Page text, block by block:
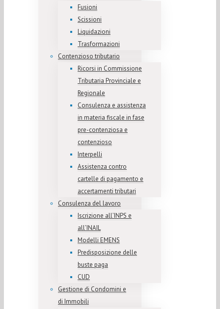
Fusioni
Scissioni
Liquidazioni
Trasformazioni
Contenzioso tributario
Ricorsi in Commissione
Tributaria Provinciale e
Regionale
Consulenza e assistenza
in materia fiscale in fase
pre-contenziosa e
contenzioso
Interpelli
Assistenza contro
cartelle di pagamento e
accertamenti tributari
Consulenza del lavoro
Iscrizione all’INPS e
all’INAIL
Modelli EMENS
Predisposizione delle
buste paga
CUD
Gestione di Condomini e
di Immobili